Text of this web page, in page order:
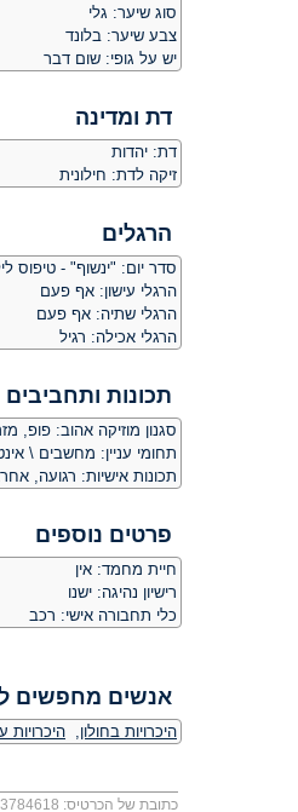
סוג שיער: גלי
צבע שיער: בלונד
יש על גופי: שום דבר
דת ומדינה
דת: יהדות
זיקה לדת: חילונית
הרגלים
סדר יום: "ינשוף" - טיפוס
הרגלי עישון: אף פעם
הרגלי שתיה: אף פעם
הרגלי אכילה: רגיל
תכונות ותחביבים
סגנון מוזיקה אהוב: פופ,
תחומי עניין: מחשבים \
תכונות אישיות: רגועה,
פרטים נוספים
חיית מחמד: אין
רישיון נהיגה: ישנו
כלי תחבורה אישי: רכב
אנשים מחפשים
היכרויות בחולון, היכרויות
כתובת של הכרטיס: